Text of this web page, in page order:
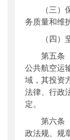
（三
务质量和维
（四
第五条
公共航空运
域，其投资
法律、行政
定。
第六条
政法规、规